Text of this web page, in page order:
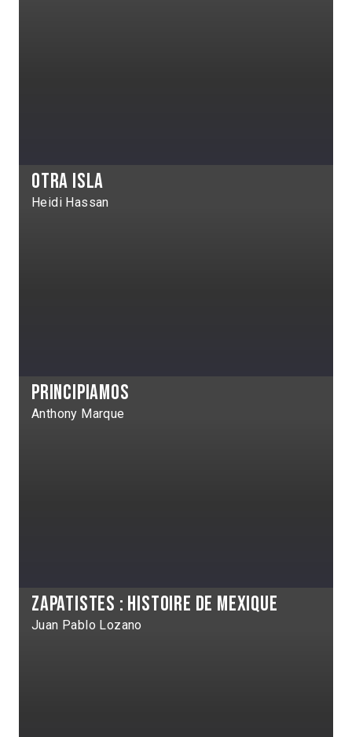
Otra isla
Heidi Hassan
Principiamos
Anthony Marque
Zapatistes : Histoire de Mexique
Juan Pablo Lozano